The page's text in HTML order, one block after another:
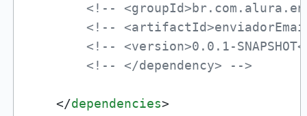
<!--
<!--
<!-- <version>0.0.1-
<!-- </dependency> -->
</dependencies>